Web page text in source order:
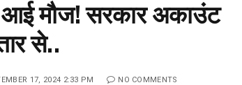
मौज! सरकार अकाउंट
से..
17, 2024 2:33 PM NO COMMENTS